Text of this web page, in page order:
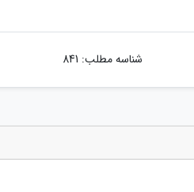
شناسه مطلب: 841